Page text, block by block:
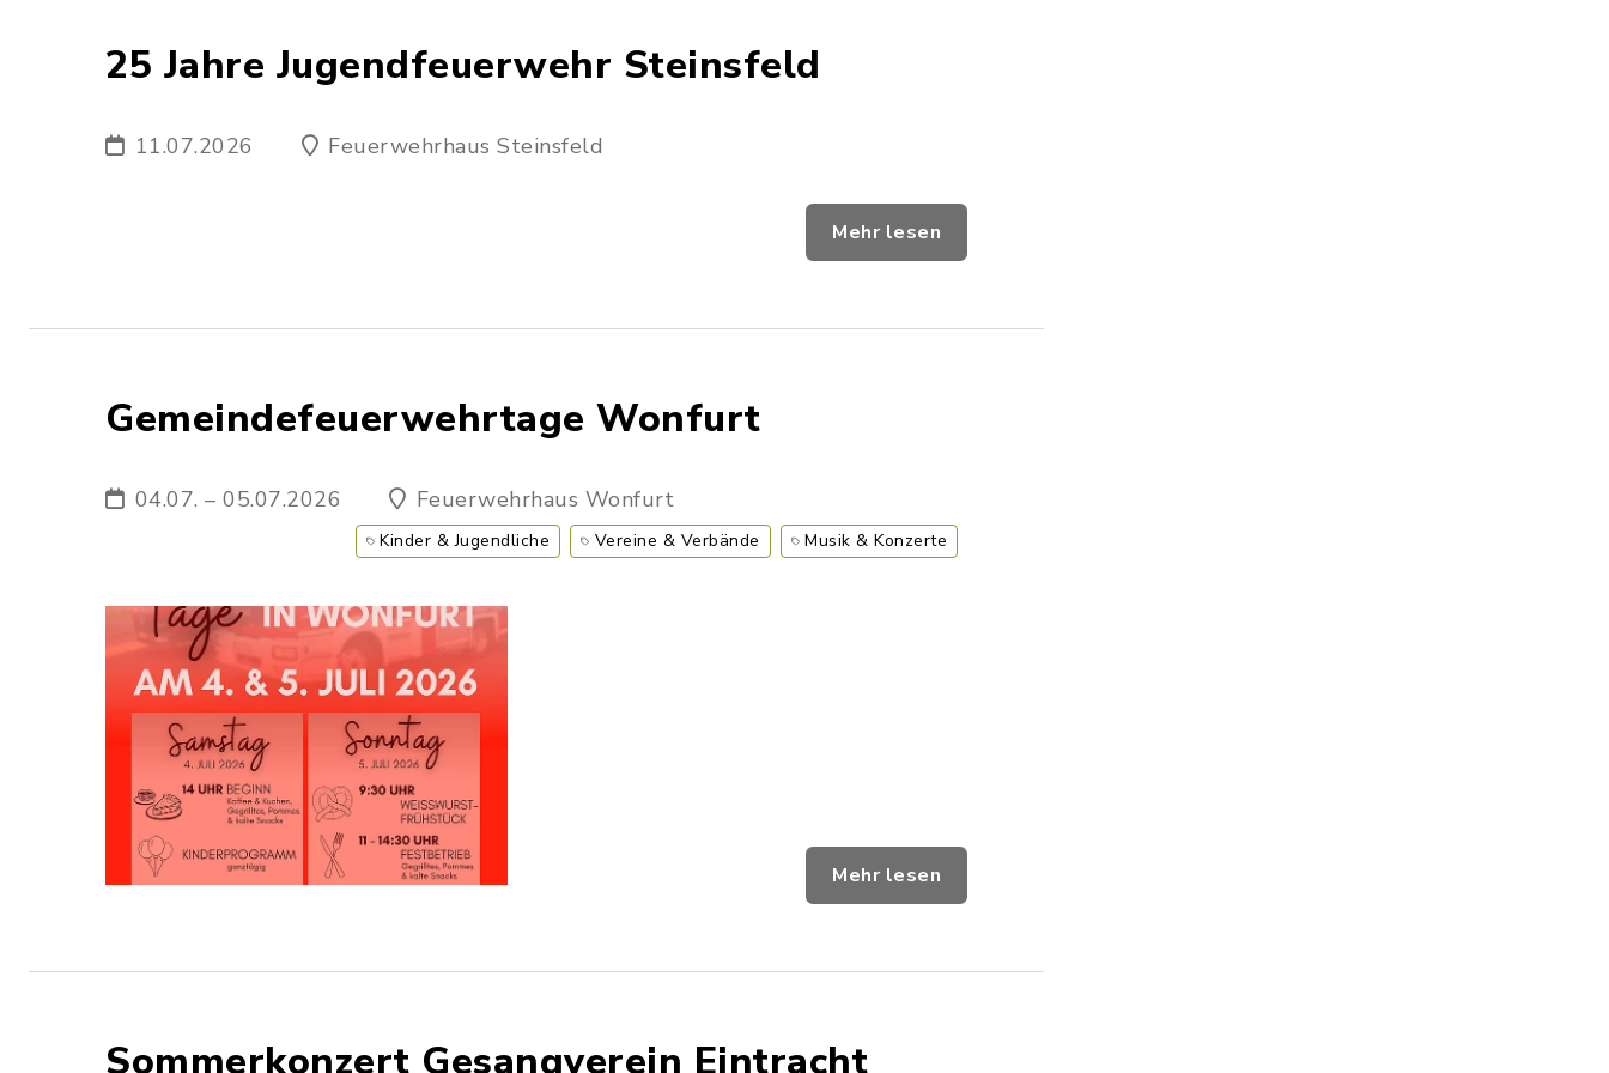
25 Jahre Jugendfeuerwehr Steinsfeld
11.07.2026 Feuerwehrhaus Steinsfeld
Mehr lesen
Gemeindefeuerwehrtage Wonfurt
04.07. – 05.07.2026 Feuerwehrhaus Wonfurt
Kinder & Jugendliche Vereine & Verbände Musik & Konzerte
Mehr lesen
Sommerkonzert Gesangverein Eintracht